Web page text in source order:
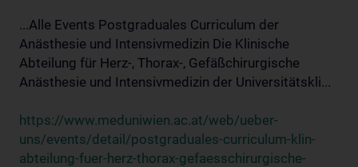
...Alle Events Postgraduales Curriculum der
Anästhesie und Intensivmedizin Die Klinische
Abteilung für Herz-, Thorax-, Gefäßchirurgische
Anästhesie und Intensivmedizin der Universitätskli...
https://www.meduniwien.ac.at/web/ueber-
uns/events/detail/postgraduales-curriculum-klin-
abteilung-fuer-herz-thorax-gefaesschirurgische-